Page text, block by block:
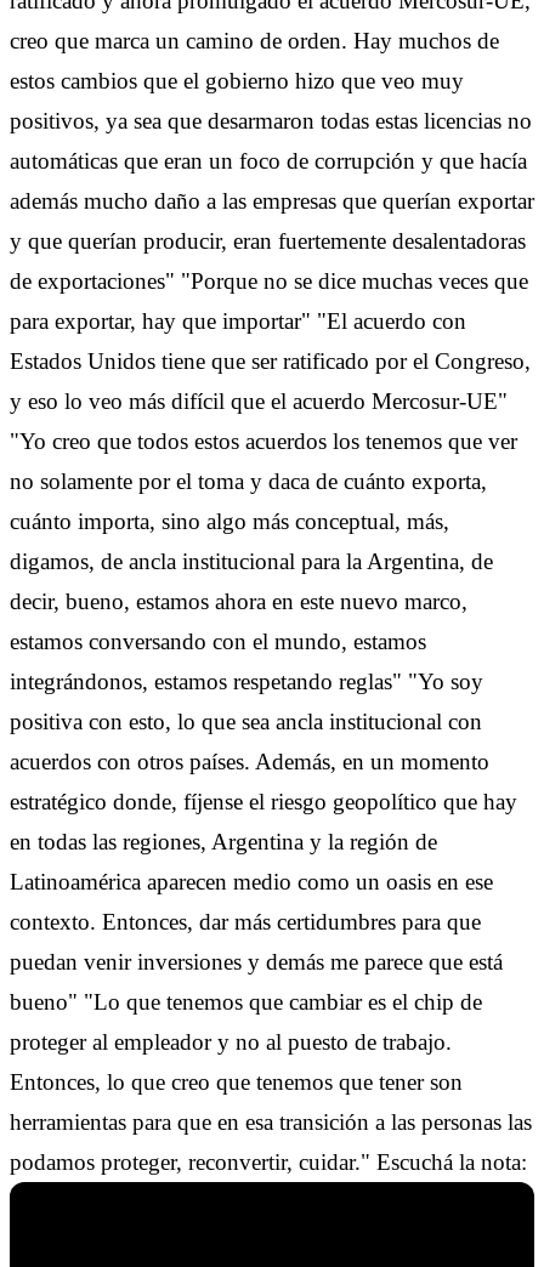
creo que marca un camino de orden. Hay muchos de
estos cambios que el gobierno hizo que veo muy
positivos, ya sea que desarmaron todas estas licencias no
automáticas que eran un foco de corrupción y que hacía
además mucho daño a las empresas que querían exportar
y que querían producir, eran fuertemente desalentadoras
de exportaciones" "Porque no se dice muchas veces que
para exportar, hay que importar" "El acuerdo con
Estados Unidos tiene que ser ratificado por el Congreso,
y eso lo veo más difícil que el acuerdo Mercosur-UE"
"Yo creo que todos estos acuerdos los tenemos que ver
no solamente por el toma y daca de cuánto exporta,
cuánto importa, sino algo más conceptual, más,
digamos, de ancla institucional para la Argentina, de
decir, bueno, estamos ahora en este nuevo marco,
estamos conversando con el mundo, estamos
integrándonos, estamos respetando reglas" "Yo soy
positiva con esto, lo que sea ancla institucional con
acuerdos con otros países. Además, en un momento
estratégico donde, fíjense el riesgo geopolítico que hay
en todas las regiones, Argentina y la región de
Latinoamérica aparecen medio como un oasis en ese
contexto. Entonces, dar más certidumbres para que
puedan venir inversiones y demás me parece que está
bueno" "Lo que tenemos que cambiar es el chip de
proteger al empleador y no al puesto de trabajo.
Entonces, lo que creo que tenemos que tener son
herramientas para que en esa transición a las personas las
podamos proteger, reconvertir, cuidar." Escuchá la nota: